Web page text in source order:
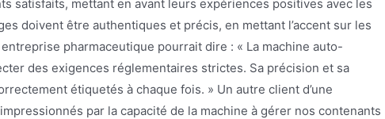
satisfaits, mettant en avant leurs expériences positives avec les
doivent être authentiques et précis, en mettant l’accent sur les
pharmaceutique pourrait dire : « La machine auto-
des exigences réglementaires strictes. Sa précision et sa
étiquetés à chaque fois. » Un autre client d’une
par la capacité de la machine à gérer nos contenants